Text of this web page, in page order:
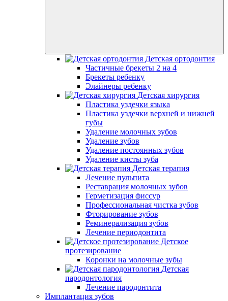
Детская ортодонтия
Частичные брекеты 2 на 4
Брекеты ребенку
Элайнеры ребенку
Детская хирургия
Пластика уздечки языка
Пластика уздечки верхней и нижней
губы
Удаление молочных зубов
Удаление зубов
Удаление постоянных зубов
Удаление кисты зуба
Детская терапия
Лечение пульпита
Реставрация молочных зубов
Герметизация фиссур
Профессиональная чистка зубов
Фторирование зубов
Реминерализация зубов
Лечение периодонтита
Детское
протезирование
Коронки на молочные зубы
Детская
пародонтология
Лечение пародонтита
Имплантация зубов